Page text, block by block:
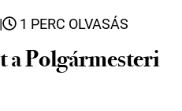
| 1 PERC OLVASÁS
a Polgármesteri